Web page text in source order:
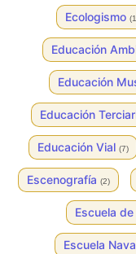
Ecologismo
Educación
Educación
Educación
Educación Vial (7)
Escenografía (2)
Escuela
Escuela